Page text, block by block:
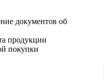
документов об
продукции
покупки